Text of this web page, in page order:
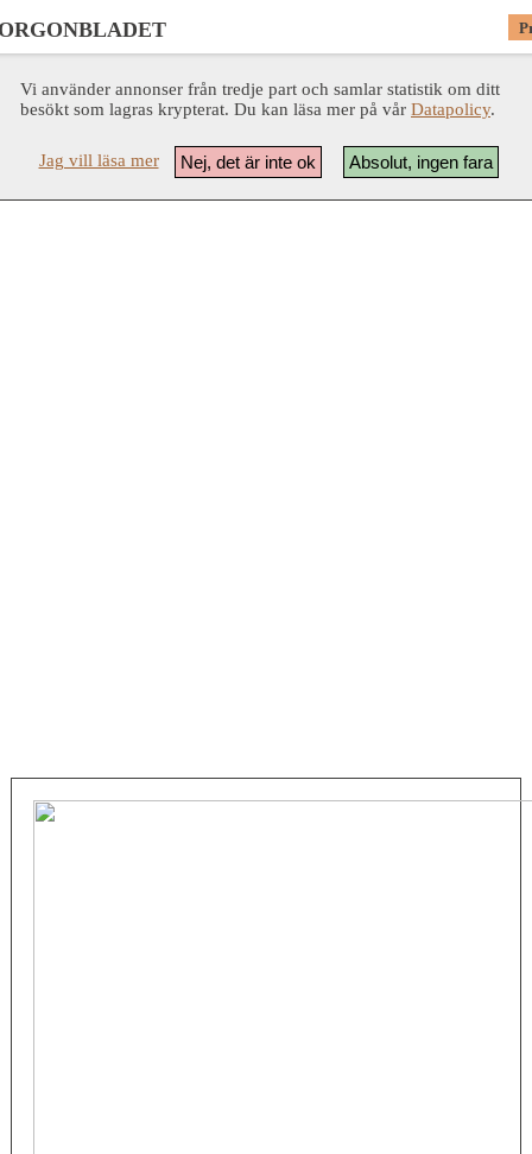
Vi använder annonser från tredje part och samlar statistik om ditt
besökt som lagras krypterat. Du kan läsa mer på vår Datapolicy.
Absolut, ingen fara
Nej, det är inte ok
Jag vill läsa mer